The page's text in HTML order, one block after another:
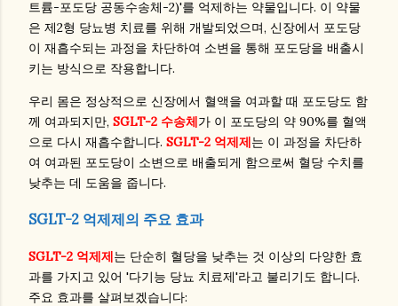
트륨-포도당 공동수송체-2)'를 억제하는 약물입니다. 이 약물
은 제2형 당뇨병 치료를 위해 개발되었으며, 신장에서 포도당
이 재흡수되는 과정을 차단하여 소변을 통해 포도당을 배출시
키는 방식으로 작용합니다.
우리 몸은 정상적으로 신장에서 혈액을 여과할 때 포도당도 함
께 여과되지만, SGLT-2 수송체가 이 포도당의 약 90%를 혈액
으로 다시 재흡수합니다. SGLT-2 억제제는 이 과정을 차단하
여 여과된 포도당이 소변으로 배출되게 함으로써 혈당 수치를
낮추는 데 도움을 줍니다.
SGLT-2 억제제의 주요 효과
SGLT-2 억제제는 단순히 혈당을 낮추는 것 이상의 다양한 효
과를 가지고 있어 '다기능 당뇨 치료제'라고 불리기도 합니다.
주요 효과를 살펴보겠습니다: